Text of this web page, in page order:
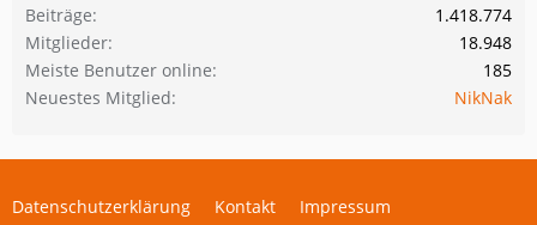
Beiträge
1.418.774
Mitglieder
18.948
Meiste Benutzer online
185
Neuestes Mitglied
NikNak
Datenschutzerklärung Kontakt Impressum